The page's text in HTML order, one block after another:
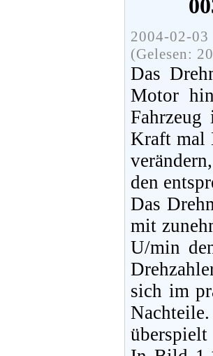
2004-02-
(Gelesen:
Das
Motor
Kraft mal
den
Das
mit
U/min
sich im